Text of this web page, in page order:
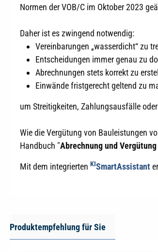
Normen der VOB/C im Oktober 2023
Daher ist es zwingend notwendig:
Vereinbarungen „wasserdicht“ zu
Entscheidungen immer genau zu
Abrechnungen stets korrekt zu
Einwände fristgerecht geltend zu
um Streitigkeiten, Zahlungsausfälle
Wie die Vergütung von Bauleistungen
Handbuch "Abrechnung und
Mit dem integrierten KISmartAssistant
Produktempfehlung für Sie